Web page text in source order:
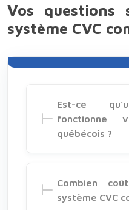
Vos questions
système CVC
Est-ce
fonctionne
québécois ?
Combien
système CVC